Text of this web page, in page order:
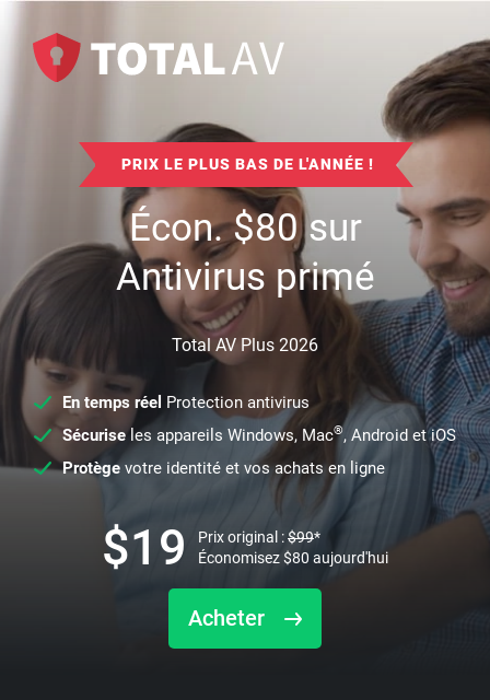
PRIX LE PLUS BAS DE L'ANNÉE !
Écon.$80sur
Antivirus primé
Total AV Plus 2026
En temps réel Protection antivirus
Sécuriseles appareils Windows, Mac®, Android et iOS
Protège votre identité et vos achats en ligne
Acheter
$19 Prix original :$99*
Économisez$80 aujourd'hui